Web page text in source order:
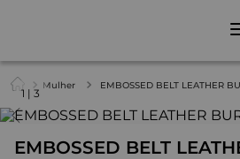
Mulher EMBOSSED BELT LEATHER
1 | 3
EMBOSSED BELT